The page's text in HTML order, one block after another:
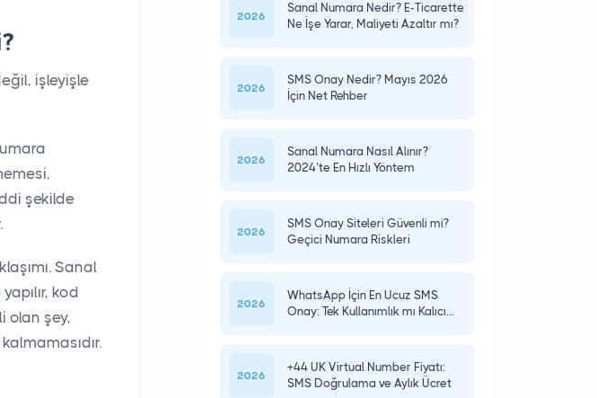
işleyişle
şekilde
Sanal
kod
olan şey,
2026
Sanal Numara Nedir? E-Ticarette
Ne İşe Yarar, Maliyeti Azaltır mı?
2026
SMS Onay Nedir? Mayıs 2026
İçin Net Rehber
2026
Sanal Numara Nasıl Alınır?
2024’te En Hızlı Yöntem
2026
SMS Onay Siteleri Güvenli mi?
Geçici Numara Riskleri
2026
WhatsApp İçin En Ucuz SMS
Onay: Tek Kullanımlık mı Kalıcı
2026
+44 UK Virtual Number Fiyatı:
SMS Doğrulama ve Aylık Ücret